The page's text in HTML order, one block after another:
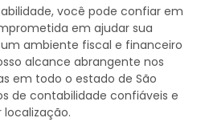
você pode confiar em
em ajudar sua
ambiente fiscal e financeiro
alcance abrangente nos
em todo o estado de São
de contabilidade confiáveis e